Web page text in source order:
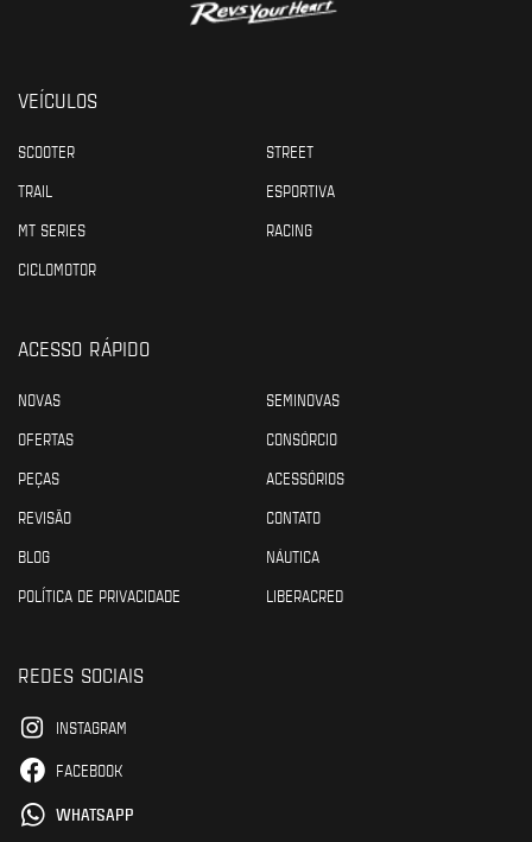
VEÍCULOS
SCOOTER
STREET
TRAIL
ESPORTIVA
MT SERIES
RACING
CICLOMOTOR
ACESSO RÁPIDO
NOVAS
SEMINOVAS
OFERTAS
CONSÓRCIO
PEÇAS
ACESSÓRIOS
REVISÃO
CONTATO
BLOG
NÁUTICA
POLÍTICA DE PRIVACIDADE
LIBERACRED
REDES SOCIAIS
INSTAGRAM
FACEBOOK
WHATSAPP